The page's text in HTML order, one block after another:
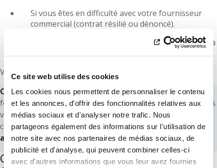
Ce site web utilise des cookies
Les cookies nous permettent de personnaliser le contenu
et les annonces, d'offrir des fonctionnalités relatives aux
médias sociaux et d'analyser notre trafic. Nous
partageons également des informations sur l'utilisation de
notre site avec nos partenaires de médias sociaux, de
publicité et d'analyse, qui peuvent combiner celles-ci
avec d'autres informations que vous leur avez fournies
Si vous êtes en difficulté avec votre fournisseur
commercial (contrat résilié ou dénoncé).
Si le Juge de Paix demande une coupure pendant la
Vous êtes alors facturé sur base du
CONSEIL: Si vous êtes alimenté en énergie par le
fournisseur temporaire, régularisez votre situation au plus
vite. Cette situation est à éviter autant que possible vu le
coût du tarif maximal et lerisque de coupure de votre
alimentation.
Quels sont les types de factures chez le